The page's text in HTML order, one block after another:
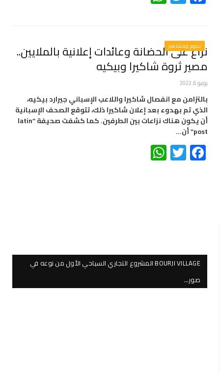
نجوم ومشاهير
نزاع على الحضانة وعائدات إعلانية بالملايين..
مصير ثروة شاكيرا وبيكيه
يونيو 6, 2022
بالتزامن مع انفصال شاكيرا واللاعب الإسباني جيرارد بيكيه،
الذي تم بهدوء بعد إعلان شاكيرا ذلك، تتوقع الصحف الإسبانية
أن يكون هناك نزاعات بين الطرفين. كما كشفت صحيفة “latin
post” أن…
Facebook
Twitter
BOURJI VILLAGE المشروع التجاري السياحي الأول من نوعه في
صور…